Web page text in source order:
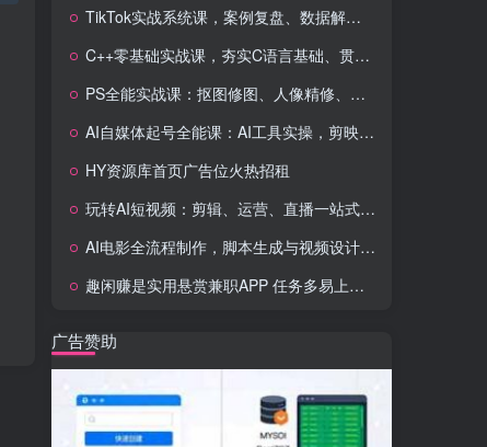
TikTok实战系统课，案例复盘、数据解析、运营执行，从0到1构建千万级电商体系（更新）
C++零基础实战课，夯实C语言基础、贯穿游戏项目、掌握开发思维，学成可挑战月薪15K+岗位
PS全能实战课：抠图修图、人像精修、电商美工，0基础变身设计达人
AI自媒体起号全能课：AI工具实操，剪映技巧，多平台带货，0基础快速变现
HY资源库首页广告位火热招租
玩转AI短视频：剪辑、运营、直播一站式教学，轻松打造流量神话
AI电影全流程制作，脚本生成与视频设计，配音配乐一体化解决方案
趣闲赚是实用悬赏兼职APP 任务多易上手 能提现还可邀友分成
广告赞助